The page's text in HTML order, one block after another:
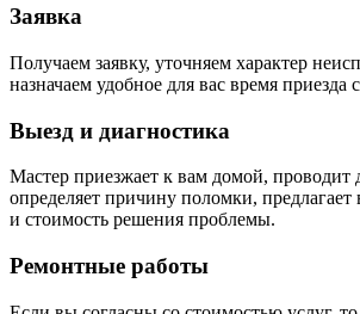
Заявка
Получаем заявку, уточняем характер
назначаем удобное для вас время приезда
Выезд и диагностика
Мастер приезжает к вам домой, проводит
определяет причину поломки, предлагает
и стоимость решения проблемы.
Ремонтные работы